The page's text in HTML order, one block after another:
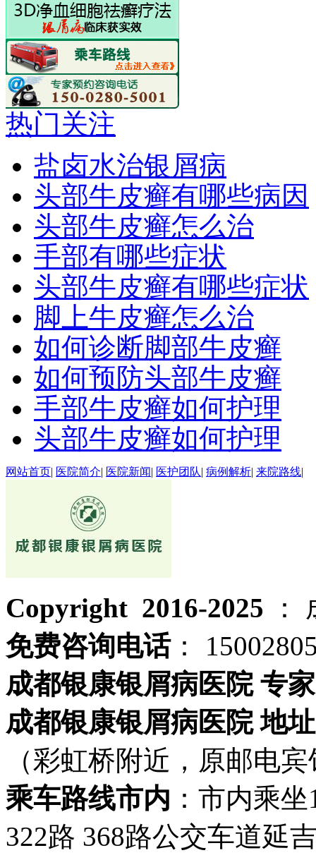
热门关注
盐卤水治银屑病
头部牛皮癣有哪些病因
头部牛皮癣怎么治
手部有哪些症状
头部牛皮癣有哪些症状
脚上牛皮癣怎么治
如何诊断脚部牛皮癣
如何预防头部牛皮癣
手部牛皮癣如何护理
头部牛皮癣如何护理
网站首页| 医院简介| 医院新闻| 医护团队| 病例解析| 来院路线|
Copyright 2016-2025
：
免费咨询电话：
成都银康银屑病医院 专
成都银康银屑病医院 地址
（彩虹桥附近，原邮电
乘车路线市内 ：市内乘
322路 368路公交车道延